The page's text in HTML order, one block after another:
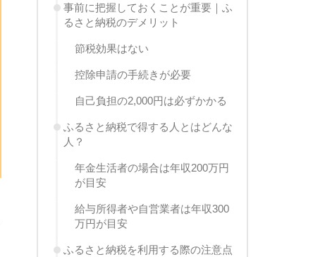
事前に把握しておくことが重要｜ふ
るさと納税のデメリット
節税効果はない
控除申請の手続きが必要
自己負担の2,000円は必ずかかる
ふるさと納税で得する人とはどんな
人？
年金生活者の場合は年収200万円
が目安
給与所得者や自営業者は年収300
万円が目安
ふるさと納税を利用する際の注意点